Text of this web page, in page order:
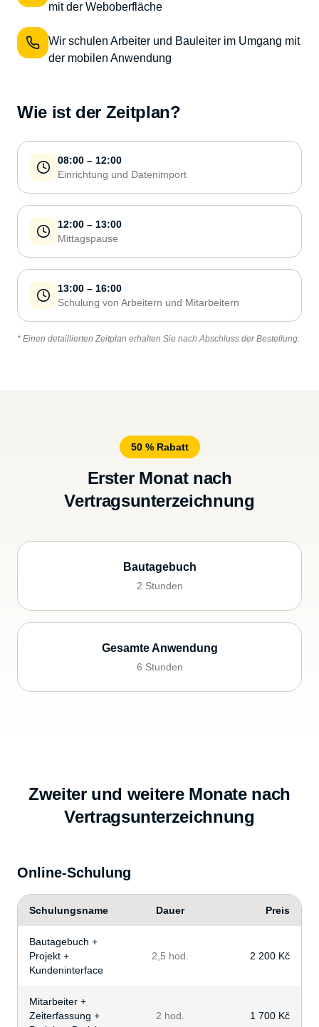
mit der Weboberfläche
Wir schulen Arbeiter und Bauleiter im Umgang mit
der mobilen Anwendung
Wie ist der Zeitplan?
08:00 – 12:00
Einrichtung und Datenimport
12:00 – 13:00
Mittagspause
13:00 – 16:00
Schulung von Arbeitern und Mitarbeitern
* Einen detaillierten Zeitplan erhalten Sie nach Abschluss der Bestellung.
50 % Rabatt
Erster Monat nach
Vertragsunterzeichnung
Bautagebuch
2 Stunden
Gesamte Anwendung
6 Stunden
Zweiter und weitere Monate nach
Vertragsunterzeichnung
Online-Schulung
Schulungsname Dauer Preis
Bautagebuch +
Projekt +
Kundeninterface
2,5 hod. 2 200 Kč
Mitarbeiter +
Zeiterfassung +
2 hod. 1 700 Kč